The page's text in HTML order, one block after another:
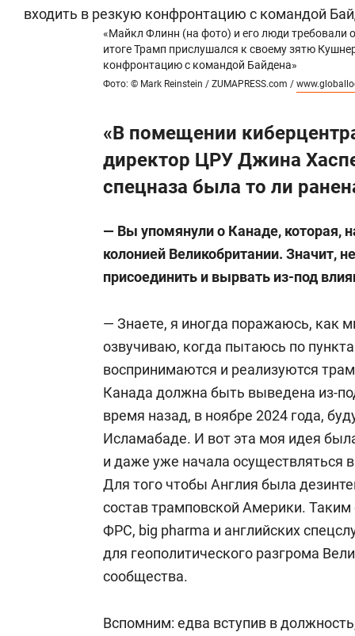
«Майкл Флинн (на фото) и его люди требовали
итоге Трамп прислушался к своему зятю
конфронтацию с командой Байдена»
Фото: © Mark Reinstein / ZUMAPRESS.com /
«В помещении
директор ЦРУ Джина
спецназа была то ли
— Вы упомянули о Канаде, которая,
колонией Великобритании. Значит,
присоединить и вырвать из-под
— Знаете, я иногда поражаюсь, как
озвучиваю, когда пытаюсь по
воспринимаются и реализуются
Канада должна быть выведена из-
время назад, в ноябре 2024 года,
Исламабаде. И вот эта моя идея
и даже уже начала осуществляться
Для того чтобы Англия была
состав трамповской Америки.
ФРС, big pharma и английских
для геополитического разгрома
сообщества.
Вспомним: едва вступив в